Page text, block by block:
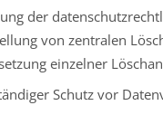
der
von zentralen
einzelner
Schutz vor